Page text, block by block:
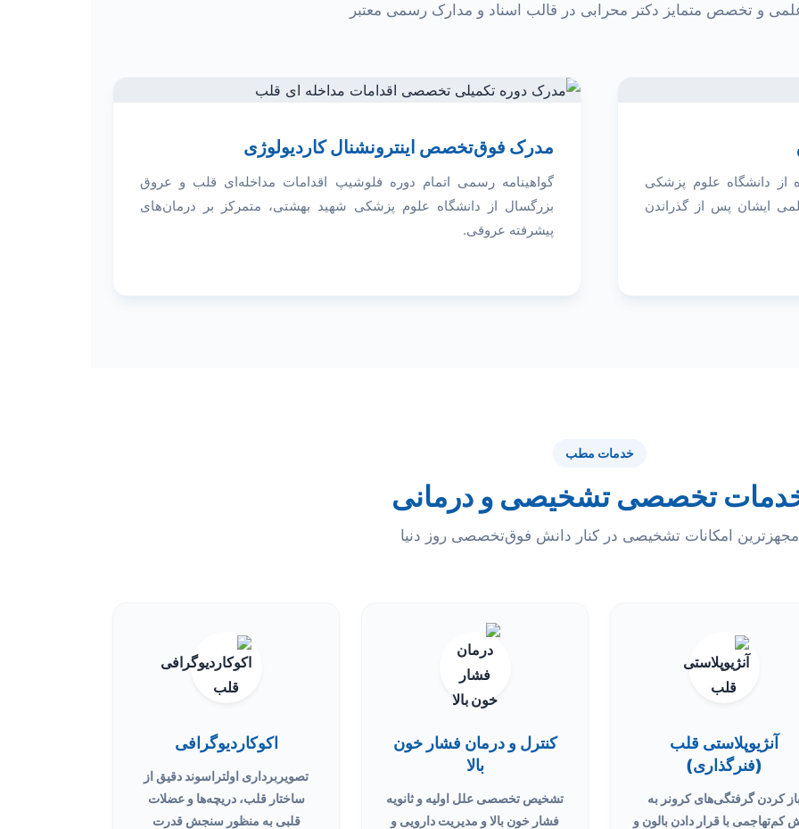
و تخصص متمایز دکتر محرابی در قالب اسناد و مدارک رسمی معتبر
دانشگاه علوم پزشکی
ایشان پس از گذراندن
مدرک فوق‌تخصص اینترونشنال کاردیولوژی
گواهینامه رسمی اتمام دوره فلوشیپ اقدامات مداخله‌ای قلب و عروق
بزرگسال از دانشگاه علوم پزشکی شهید بهشتی، متمرکز بر درمان‌های
پیشرفته عروقی.
خدمات مطب
تخصصی تشخیصی و درمانی
مجهزترین امکانات تشخیصی در کنار دانش فوق‌تخصصی روز دنیا
آنژیوپلاستی قلب
(فنرگذاری)
کردن گرفتگی‌های کرونر به
کم‌تهاجمی با قرار دادن بالون و
کنترل و درمان فشار خون
بالا
تشخیص تخصصی علل اولیه و ثانویه
فشار خون بالا و مدیریت دارویی و
اکوکاردیوگرافی
تصویربرداری اولتراسوند دقیق از
ساختار قلب، دریچه‌ها و عضلات
قلبی به منظور سنجش قدرت